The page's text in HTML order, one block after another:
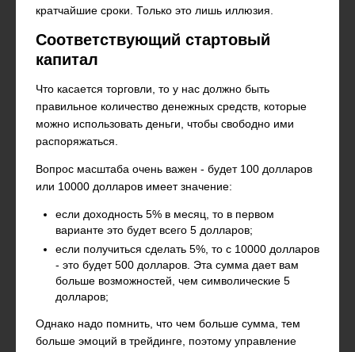
кратчайшие сроки. Только это лишь иллюзия.
Соответствующий стартовый
капитал
Что касается торговли, то у нас должно быть
правильное количество денежных средств, которые
можно использовать деньги, чтобы свободно ими
распоряжаться.
Вопрос масштаба очень важен - будет 100 долларов
или 10000 долларов имеет значение:
если доходность 5% в месяц, то в первом
варианте это будет всего 5 долларов;
если получиться сделать 5%, то с 10000 долларов
- это будет 500 долларов. Эта сумма дает вам
больше возможностей, чем символические 5
долларов;
Однако надо помнить, что чем больше сумма, тем
больше эмоций в трейдинге, поэтому управление